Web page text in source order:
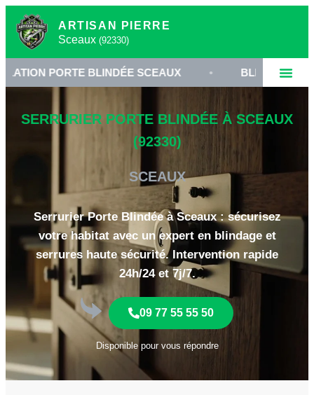
ARTISAN PIERRE
Sceaux (92330)
BLINDÉE SCEAUX • BLINDAGE DE PORTE
SERRURIER PORTE BLINDÉE À SCEAUX
(92330)
SCEAUX
Serrurier Porte Blindée à Sceaux : sécurisez
votre habitat avec un expert en blindage et
serrures haute sécurité. Intervention rapide
24h/24 et 7j/7.
09 77 55 55 50
Disponible pour vous répondre